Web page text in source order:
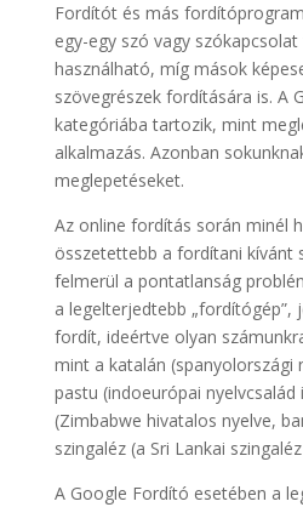
Fordítót és más
egy-egy szó vagy
használható, míg mások
szövegrészek fordítására is. A
kategóriába tartozik, mint
alkalmazás. Azonban
meglepetéseket.
Az online fordítás során minél
összetettebb a fordítani kívánt
felmerül a pontatlanság
a legelterjedtebb „fordítógép”,
fordít, ideértve olyan
mint a katalán (spanyolországi
pastu (indoeurópai nyelvcsalád
(Zimbabwe hivatalos nyelve,
szingaléz (a Sri Lankai
A Google Fordító esetében a